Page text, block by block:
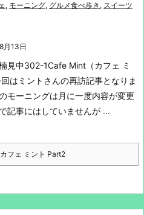
, モーニング, グルメ食べ歩き , スイーツ
月13日
見中302-1Cafe Mint（カフェ ミ
はミントさんの再訪記事となりま
モーニングは月に一度内容が変更
記事にはしていませんが ...
カフェ ミント Part2